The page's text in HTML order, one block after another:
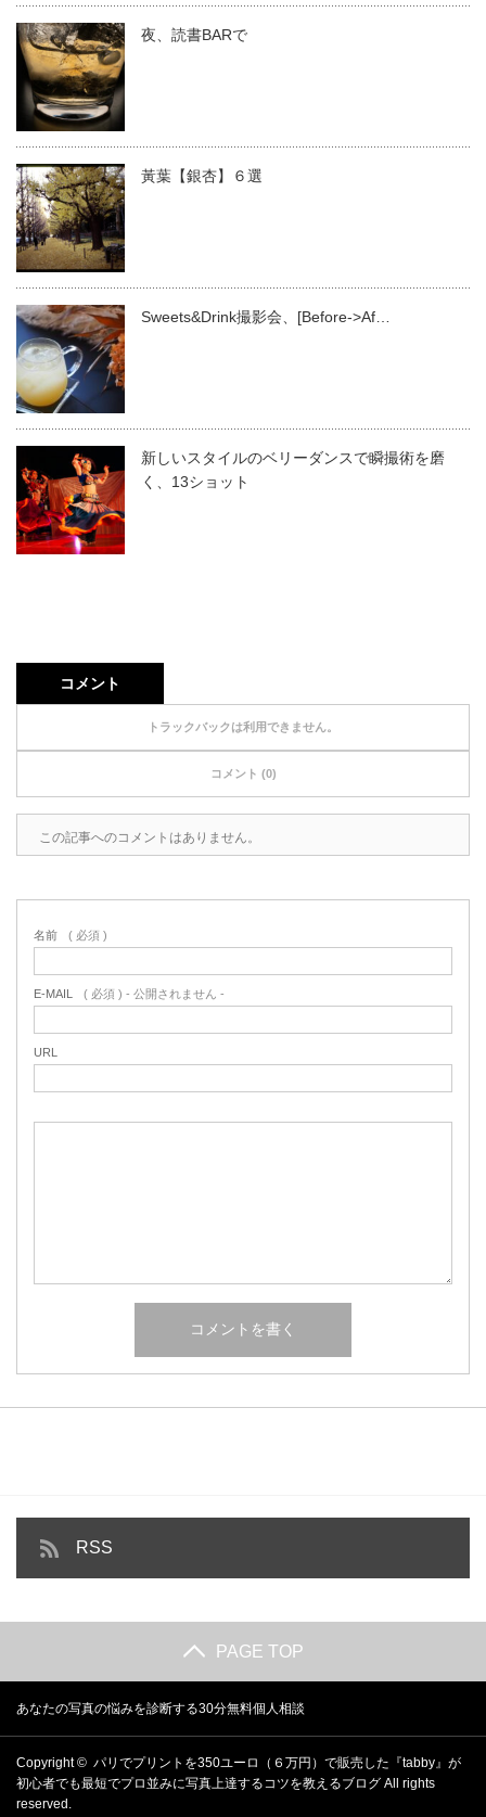
夜、読書BARで
黃葉【銀杏】６選
Sweets&Drink撮影会、[Before->Af…
新しいスタイルのベリーダンスで瞬撮術を磨
く、13ショット
コメント
トラックバックは利用できません。
コメント (0)
この記事へのコメントはありません。
名前 ( 必須 )
E-MAIL ( 必須 ) - 公開されません -
URL
RSS
PAGE TOP
あなたの写真の悩みを診断する30分無料個人相談
Copyright © パリでプリントを350ユーロ（６万円）で販売した『tabby』が
初心者でも最短でプロ並みに写真上達するコツを教えるブログ All rights
reserved.